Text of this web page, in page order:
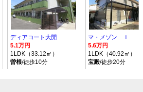
ディアコート大開
5.1万円
1LDK（33.12㎡）
曽根/徒歩10分
マ・メゾン Ｉ
5.6万円
1LDK（40.92㎡）
宝殿/徒歩20分